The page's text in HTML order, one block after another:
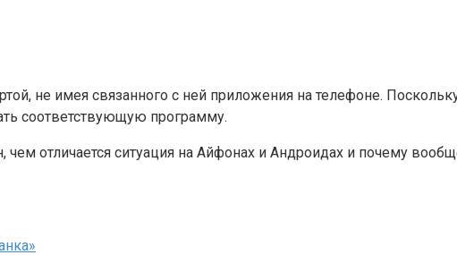
не имея связанного с ней приложения на телефоне.
соответствующую программу.
отличается ситуация на Айфонах и Андроидах и почему